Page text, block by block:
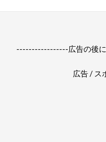
-----------------広告の後
広告 / ス